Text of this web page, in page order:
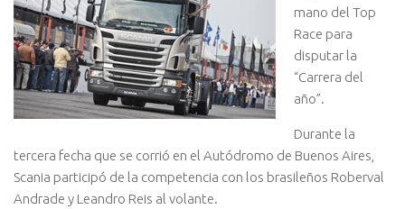
mano del Top
Race para
disputar la
“Carrera del
año”.
Durante la
tercera fecha que se corrió en el Autódromo de Buenos Aires,
Scania participó de la competencia con los brasileños Roberval
Andrade y Leandro Reis al volante.